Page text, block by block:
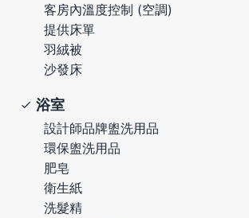
客房內溫度控制 (空調)
提供床單
羽絨被
沙發床
浴室
設計師品牌盥洗用品
環保盥洗用品
肥皂
衛生紙
洗髮精